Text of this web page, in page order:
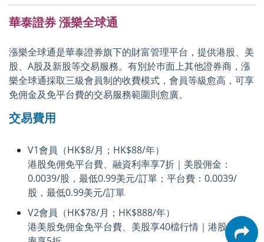
華泰證券 漲樂全球通
漲樂全球通是華泰證券旗下的財富管理平台，提供港股、美
股、A股及新股等交易服務。有別於巿面上其他證券商，漲
樂全球通採取三級會員制的收費模式，會員等級愈高，可享
免佣金及免平台費的交易服務範圍則愈廣。
交易費用
V1會員（HK$8/月；HK$88/年）
港股免佣免平台費、融資利率享7折｜美股佣金：
0.0039/股，最低0.99美元/訂單；平台費：0.0039/
股，最低0.99美元/訂單
V2會員（HK$78/月；HK$888/年）
港美股免佣金免平台費、美股享40檔行情｜港股融資利